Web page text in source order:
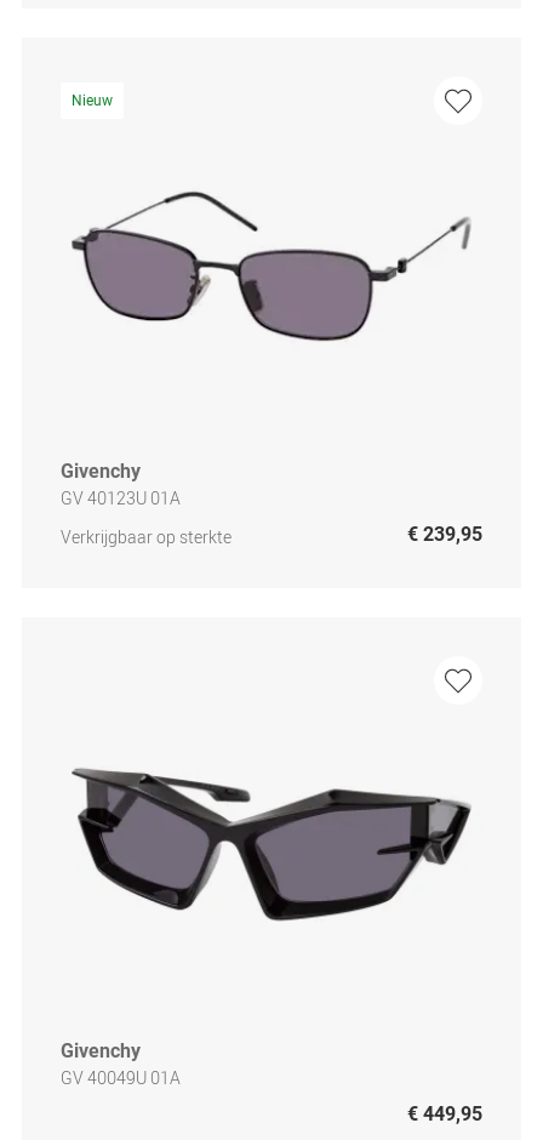
Nieuw
Givenchy
GV 40123U 01A
Verkrijgbaar op sterkte
€ 239,95
Givenchy
GV 40049U 01A
€ 449,95